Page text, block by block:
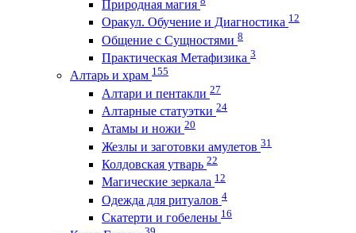
Природная магия
Оракул. Обучение и Диагностика 12
Общение с Сущностями 8
Практическая Метафизика 3
Алтарь и храм 155
Алтари и пентакли 27
Алтарные статуэтки 24
Атамы и ножи 20
Жезлы и заготовки амулетов 31
Колдовская утварь 22
Магические зеркала 12
Одежда для ритуалов 4
Скатерти и гобелены 16